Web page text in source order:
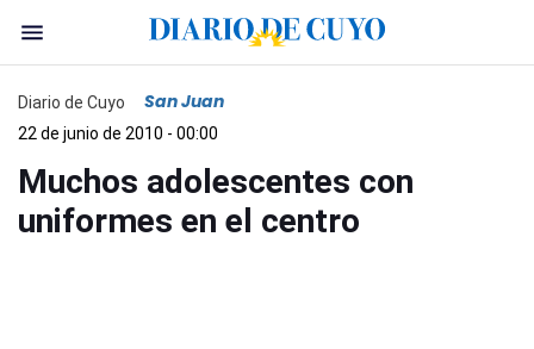
Diario de Cuyo San Juan
22 de junio de 2010 - 00:00
Muchos adolescentes con
uniformes en el centro